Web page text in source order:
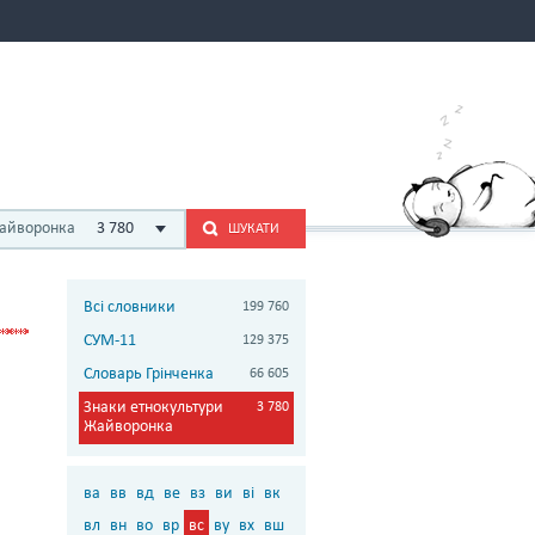
3 780 ШУКАТИ
Всі словники 199 760
СУМ-11 129 375
Словарь Грінченка 66 605
Знаки етнокультури
Жайворонка
3 780
ва вв вд ве вз ви ві вк
вл
вн во вр вс ву вх вш